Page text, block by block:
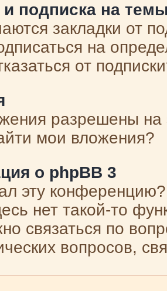
и подписка на
закладки от
на
от
разрешены
мои вложения?
о phpBB 3
эту конференцию?
нет такой-то
связаться по
вопросов,